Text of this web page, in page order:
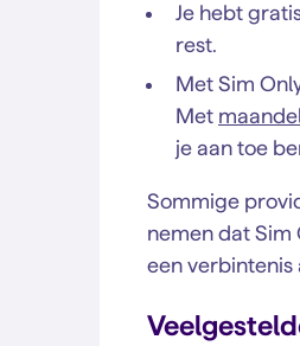
Je hebt
rest.
Met Sim
Met
je aan toe
Sommige
nemen dat Sim
een verbintenis